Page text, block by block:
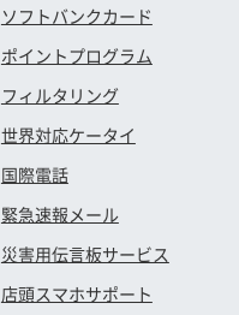
ソフトバンクカード
ポイントプログラム
フィルタリング
世界対応ケータイ
国際電話
緊急速報メール
災害用伝言板サービス
店頭スマホサポート